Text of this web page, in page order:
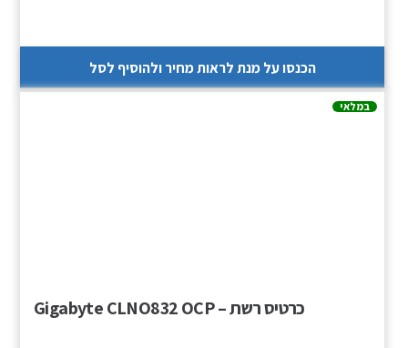
הכנסו על מנת לראות מחיר ולהוסיף לסל
במלאי
כרטיס רשת – Gigabyte CLNO832 OCP